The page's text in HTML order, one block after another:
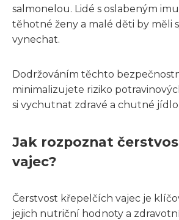
salmonelou. Lidé s oslabeným
těhotné ženy a malé děti by měli
vynechat.
Dodržováním těchto
minimalizujete riziko
si vychutnat zdravé a chutné jídlo
Jak rozpoznat
vajec?
Čerstvost křepelčích vajec je
jejich nutriční hodnoty a